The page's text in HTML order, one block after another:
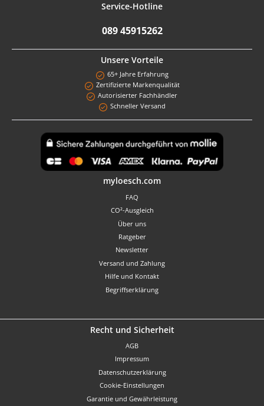
Service-Hotline
089 45915262
Unsere Vorteile
65+ Jahre Erfahrung
Zertifizierte Markenqualität
Autorisierter Fachhändler
Schneller Versand
myloesch.com
FAQ
CO²-Ausgleich
Über uns
Ratgeber
Newsletter
Versand und Zahlung
Hilfe und Kontakt
Begriffserklärung
Recht und Sicherheit
AGB
Impressum
Datenschutzerklärung
Cookie-Einstellungen
Garantie und Gewährleistung